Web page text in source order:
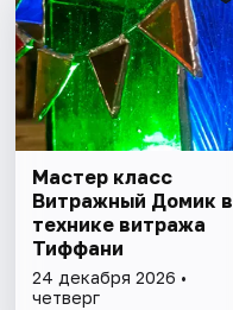
Мастер класс
Витражный Домик в
технике витража
Тиффани
24 декабря 2026 •
четверг